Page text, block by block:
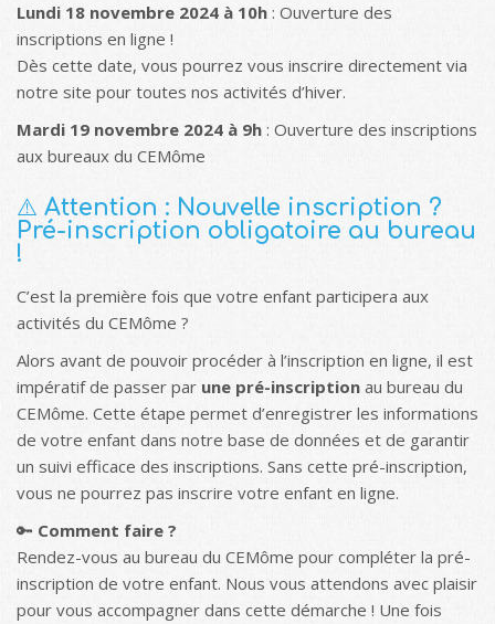
Lundi 18 novembre 2024 à 10h : Ouverture des
inscriptions en ligne !
Dès cette date, vous pourrez vous inscrire directement via
notre site pour toutes nos activités d’hiver.
Mardi 19 novembre 2024 à 9h : Ouverture des inscriptions
aux bureaux du CEMôme
⚠️ Attention : Nouvelle inscription ?
Pré-inscription obligatoire au bureau
!
C’est la première fois que votre enfant participera aux
activités du CEMôme ?
Alors avant de pouvoir procéder à l’inscription en ligne, il est
impératif de passer par une pré-inscription au bureau du
CEMôme. Cette étape permet d’enregistrer les informations
de votre enfant dans notre base de données et de garantir
un suivi efficace des inscriptions. Sans cette pré-inscription,
vous ne pourrez pas inscrire votre enfant en ligne.
🔑 Comment faire ?
Rendez-vous au bureau du CEMôme pour compléter la pré-
inscription de votre enfant. Nous vous attendons avec plaisir
pour vous accompagner dans cette démarche ! Une fois